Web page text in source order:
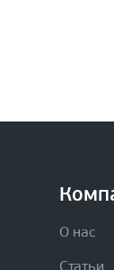
О нас